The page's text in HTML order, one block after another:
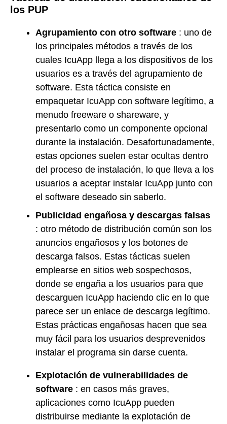
los PUP
Agrupamiento con otro software : uno de
los principales métodos a través de los
cuales IcuApp llega a los dispositivos de los
usuarios es a través del agrupamiento de
software. Esta táctica consiste en
empaquetar IcuApp con software legítimo, a
menudo freeware o shareware, y
presentarlo como un componente opcional
durante la instalación. Desafortunadamente,
estas opciones suelen estar ocultas dentro
del proceso de instalación, lo que lleva a los
usuarios a aceptar instalar IcuApp junto con
el software deseado sin saberlo.
Publicidad engañosa y descargas falsas
: otro método de distribución común son los
anuncios engañosos y los botones de
descarga falsos. Estas tácticas suelen
emplearse en sitios web sospechosos,
donde se engaña a los usuarios para que
descarguen IcuApp haciendo clic en lo que
parece ser un enlace de descarga legítimo.
Estas prácticas engañosas hacen que sea
muy fácil para los usuarios desprevenidos
instalar el programa sin darse cuenta.
Explotación de vulnerabilidades de
software : en casos más graves,
aplicaciones como IcuApp pueden
distribuirse mediante la explotación de